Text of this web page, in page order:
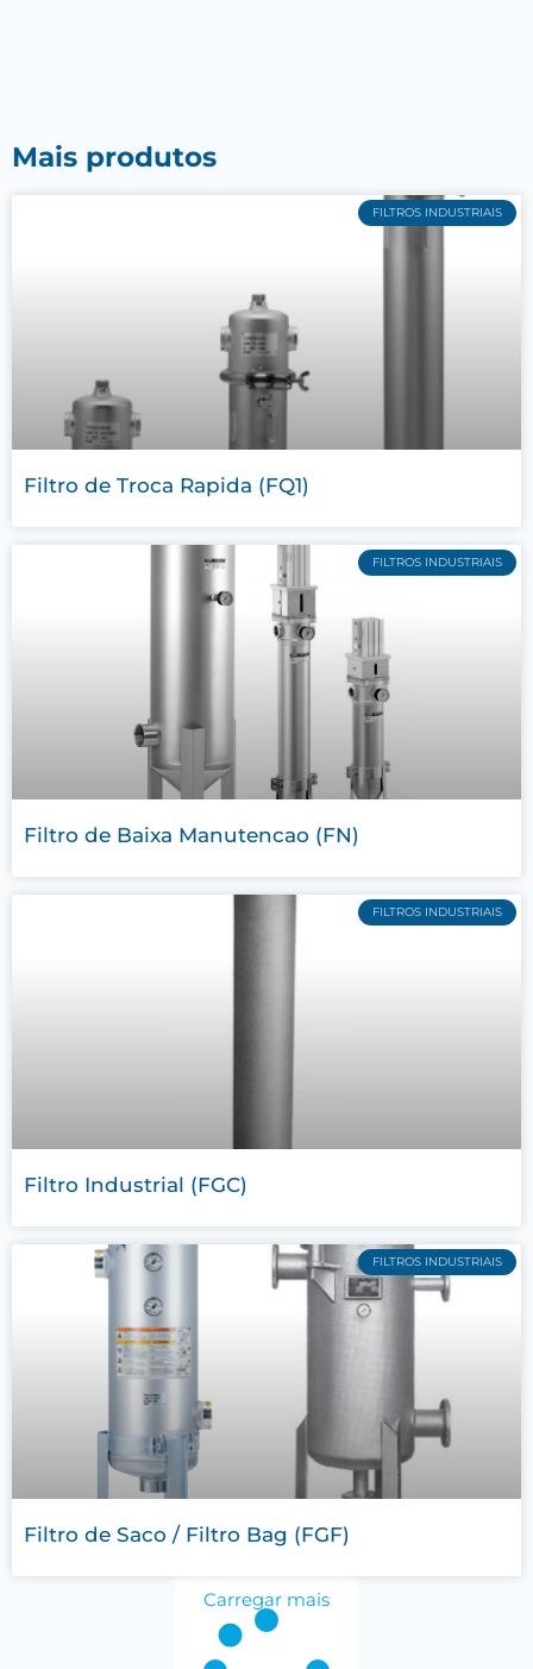
Mais produtos
FILTROS INDUSTRIAIS
Filtro de Troca Rapida (FQ1)
FILTROS INDUSTRIAIS
Filtro de Baixa Manutencao (FN)
FILTROS INDUSTRIAIS
Filtro Industrial (FGC)
FILTROS INDUSTRIAIS
Filtro de Saco / Filtro Bag (FGF)
Carregar mais